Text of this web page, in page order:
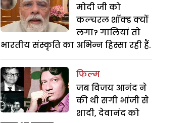
मोदी जी को
कल्चरल शॉक्ड क्यों
लगा? गालियां तो
भारतीय संस्कृति का अभिन्न हिस्सा रही हैं.
फिल्म
जब विजय आनंद ने
की थी सगी भांजी से
शादी, देवानंद को